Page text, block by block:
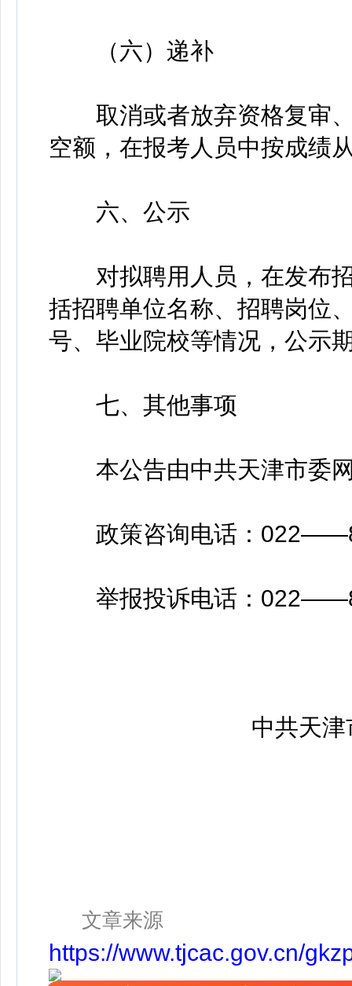
（六）递补
取消或者放弃资格复审、
空额，在报考人员中按成绩
六、公示
对拟聘用人员，在发布招
括招聘单位名称、招聘岗位
号、毕业院校等情况，公示
七、其他事项
本公告由中共天津市委网
政策咨询电话：
举报投诉电话：
中共天津市
文章来源
https://www.tjcac.gov.cn/